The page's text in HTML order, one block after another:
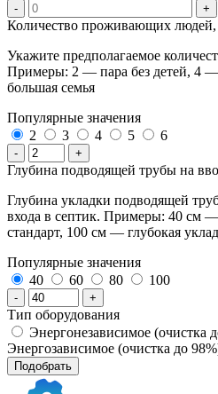
- +
Количество проживающих людей,
Укажите предполагаемое
Примеры: 2 — пара без детей, 4
большая семья
Популярные значения
2
3 4 5 6
- +
Глубина подводящей трубы на
Глубина укладки подводящей
входа в септик. Примеры: 40 см
стандарт, 100 см — глубокая
Популярные значения
40
60 80 100
- +
Тип оборудования
Энергонезависимое (очистка
Энергозависимое (очистка до
Подобрать